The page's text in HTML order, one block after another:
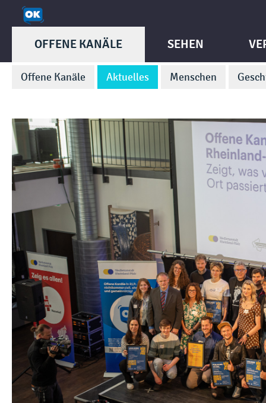
OFFENE KANÄLE
Offene Kanäle Aktuelles Menschen
SEHEN